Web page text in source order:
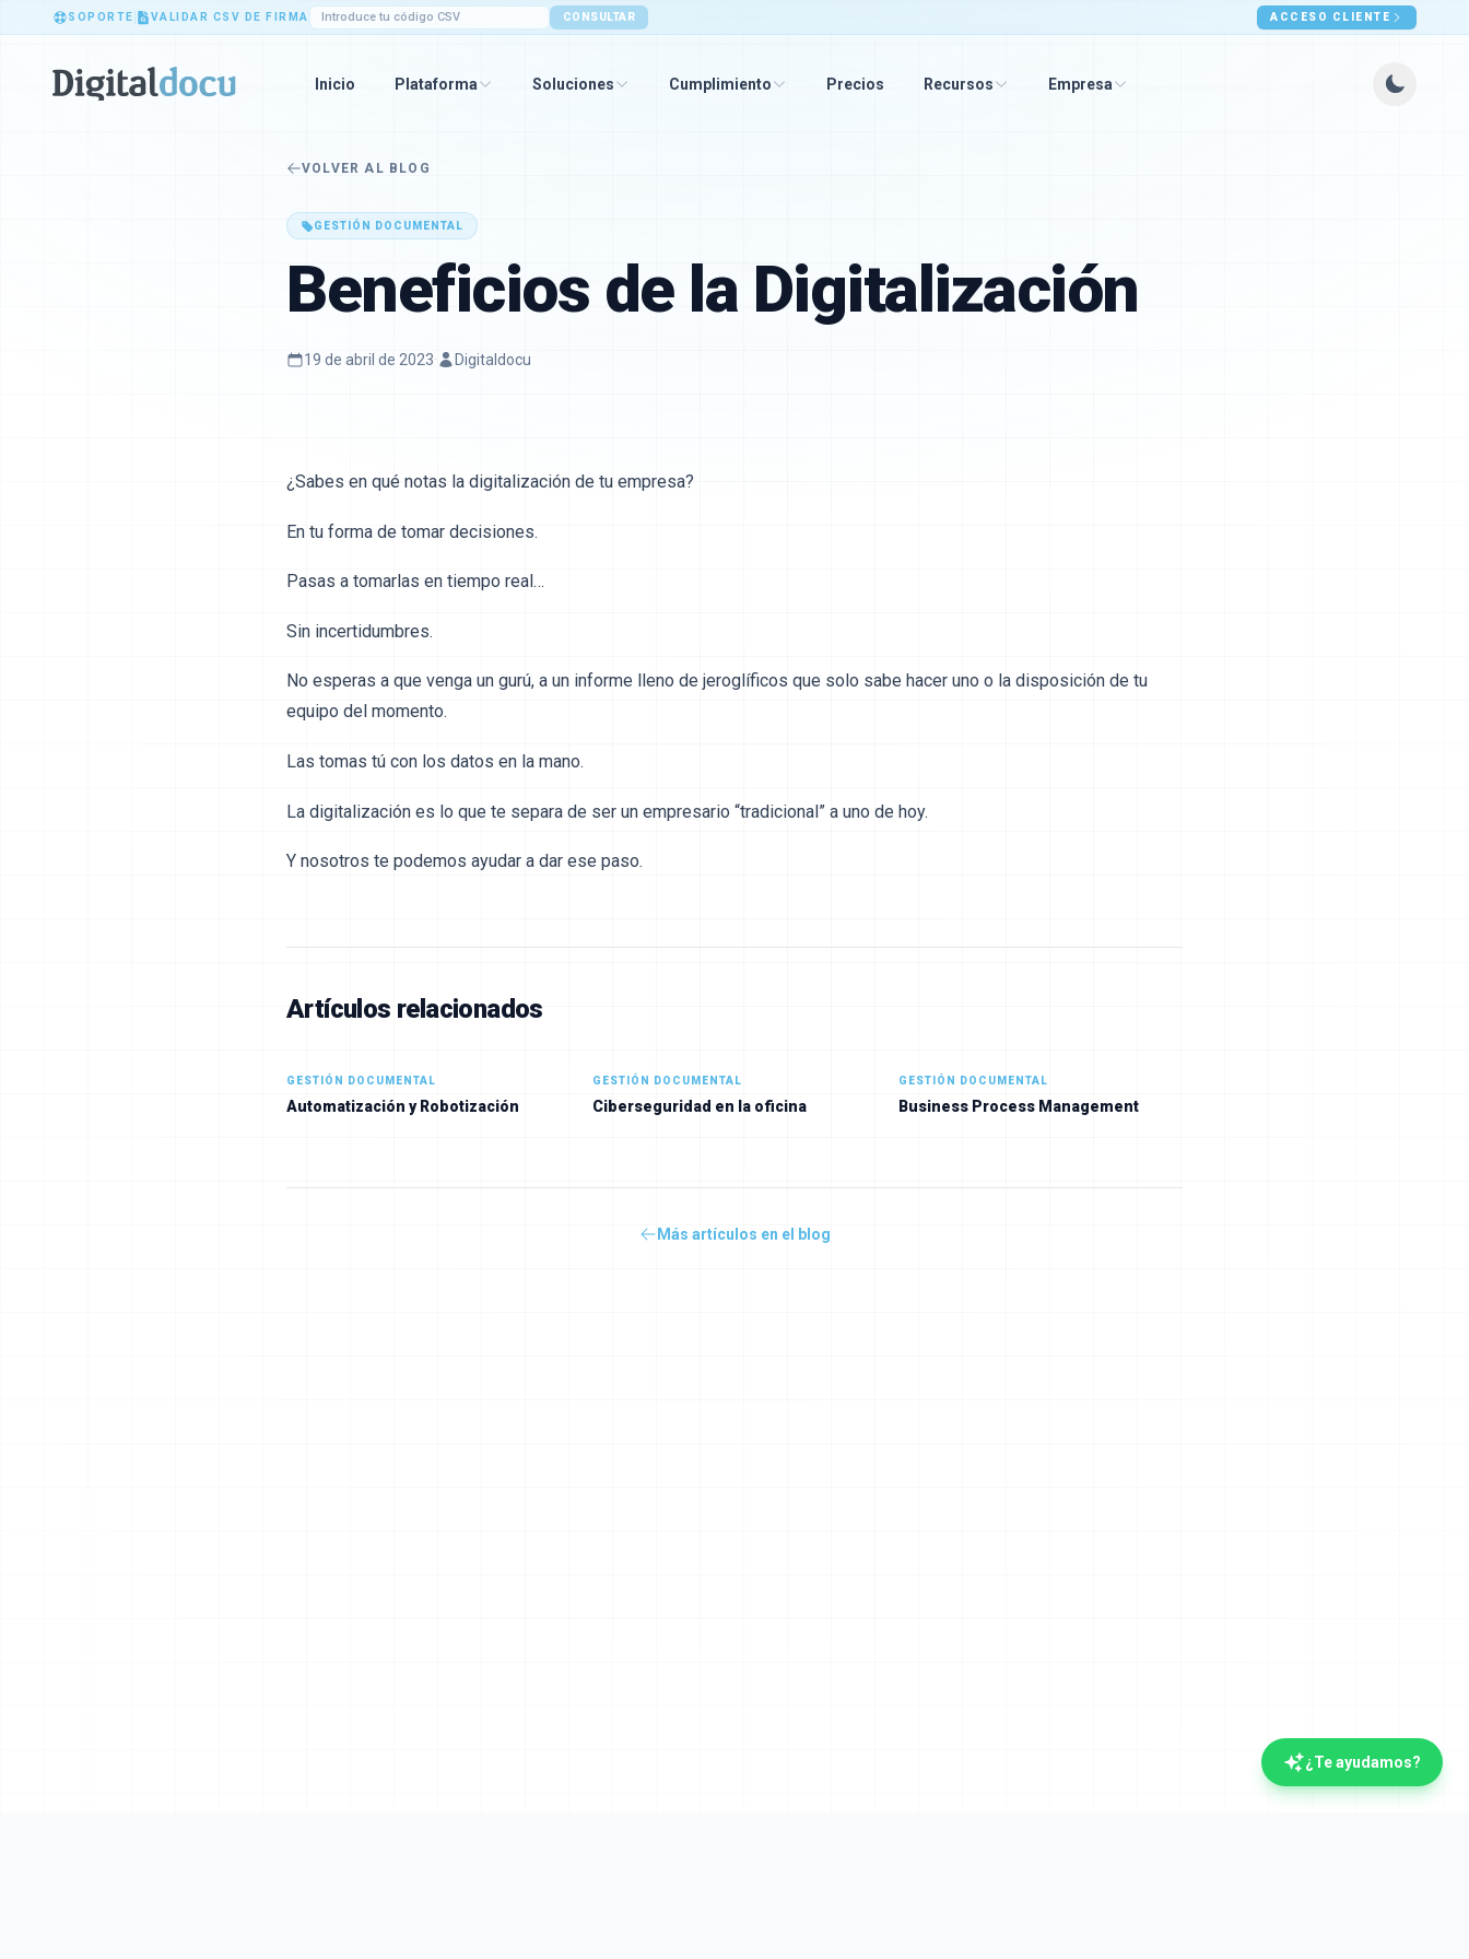
SOPORTE VALIDAR CSV DE FIRMA CONSULTAR ACCESO CLIENTE
Inicio Plataforma Soluciones Cumplimiento Precios Recursos Empresa
VOLVER AL BLOG
GESTIÓN DOCUMENTAL
Beneficios de la Digitalización
19 de abril de 2023· Digitaldocu
¿Sabes en qué notas la digitalización de tu empresa?
En tu forma de tomar decisiones.
Pasas a tomarlas en tiempo real…
Sin incertidumbres.
No esperas a que venga un gurú, a un informe lleno de jeroglíficos que solo sabe hacer uno o la disposición de tu
equipo del momento.
Las tomas tú con los datos en la mano.
La digitalización es lo que te separa de ser un empresario “tradicional” a uno de hoy.
Y nosotros te podemos ayudar a dar ese paso.
Artículos relacionados
GESTIÓN DOCUMENTAL
Automatización y Robotización
GESTIÓN DOCUMENTAL
Ciberseguridad en la oficina
GESTIÓN DOCUMENTAL
Business Process Management
Más artículos en el blog
¿Te ayudamos?